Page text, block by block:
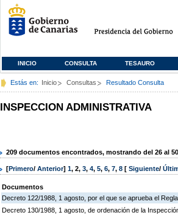
INICIO CONSULTA TESAURO
Estás en: Inicio Consultas Resultado Consulta
INSPECCION ADMINISTRATIVA
209 documentos encontrados, mostrando del 26 al
[Primero/ Anterior] 1, 2, 3, 4, 5, 6, 7, 8 [ Siguiente/
Documentos
Decreto 122/1988, 1 agosto, por el que se aprueba el
Decreto 130/1988, 1 agosto, de ordenación de la